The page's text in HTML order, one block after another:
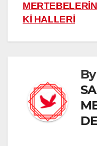
Kİ HALLERİ
By